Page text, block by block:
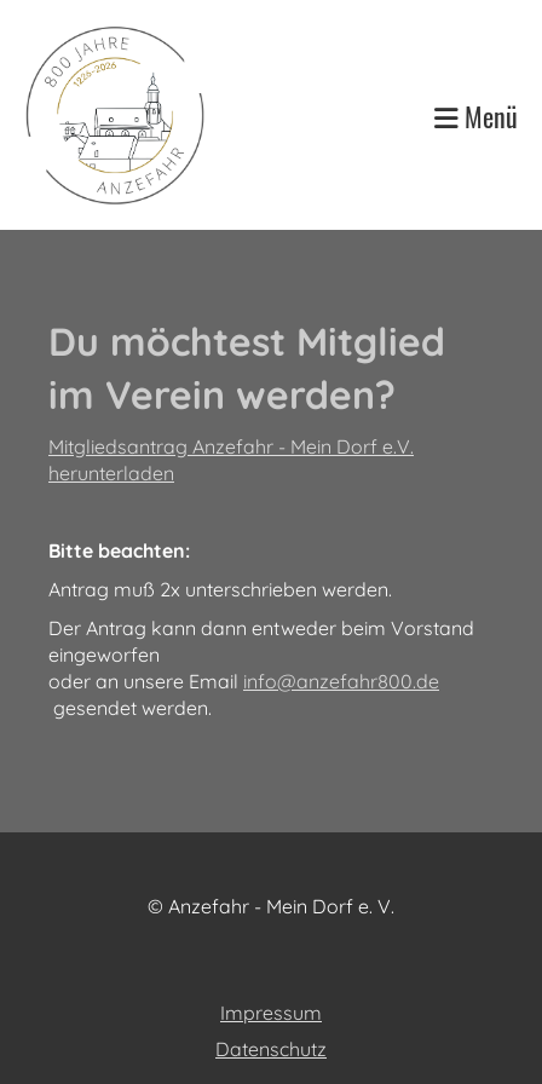
Menü
Du möchtest Mitglied
im Verein werden?
Mitgliedsantrag Anzefahr - Mein Dorf e.V.
herunterladen
Bitte beachten:
Antrag muß 2x unterschrieben werden.
Der Antrag kann dann entweder beim Vorstand
eingeworfen
oder an unsere Email info@anzefahr800.de
gesendet werden.
© Anzefahr - Mein Dorf e. V.
Impressum
Datenschutz